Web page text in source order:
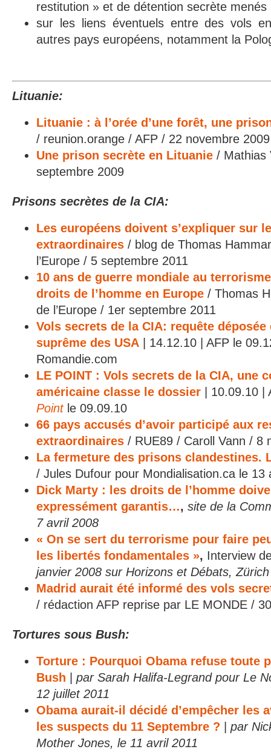
restitution » et de détention secrète
sur les liens éventuels entre des vols
autres pays européens, notamment la
Lituanie:
Lituanie : à l’orée d’une forêt, une
/ reunion.orange / AFP / 22 novembre 2009
Une prison secrète en Lituanie / Mathias
septembre 2009
Prisons secrètes de la CIA:
Les européens doivent s’expliquer sur
extraordinaires / blog de Thomas
l’Europe / 5 septembre 2011
10 ans de guerre mondiale au
droits de l’homme en Europe / Thomas
de l’Europe / 1er septembre 2011
Vols secrets de la CIA: requête déposée
suprême des USA | 14.12.10 | AFP le
Romandie.com
LE POINT : Vols secrets de la CIA, une
américaine classe le dossier | 10.09.10
Pointle 09.09.10
66 pays accusés d’avoir participé aux
extraordinaires / RUE89 / Caroll Vann / 8
La fermeture des prisons clandestines.
/ Jules Dufour pour Mondialisation.ca le 13
Dick Marty : les droits de l’homme
expressément garantis…, site de la
7 avril 2008
« On se sert du terrorisme pour faire
les libertés fondamentales », Interview
janvier 2008 sur Horizons et Débats, Zürich
Madrid aurait été informé des vols
/ rédaction AFP reprise par LE MONDE /
Tortures sous Bush:
Torture : Pourquoi Obama refuse toute
Bush
par Sarah Halifa-Legrand pour Le
12 juillet 2011
Obama aurait-il décidé d’empêcher les
les suspects du 11 Septembre ?
par
Mother Jones, le 11 avril 2011